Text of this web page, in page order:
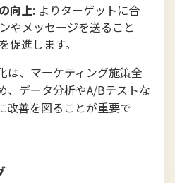
向上: よりターゲットに合
やメッセージを送ること
促進します。
は、マーケティング施策全
、データ分析やA/Bテストな
改善を図ることが重要で